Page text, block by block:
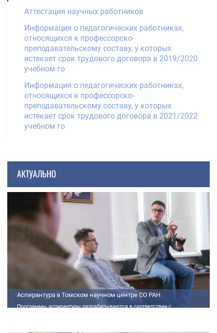
Аттестация научных работников
Информация о педагогических работниках,
относящихся к профессорско-
преподавательскому составу, у которых
истекает срок трудового договора в 2019/2020
учебном го
Информация о педагогических работниках,
относящихся к профессорско-
преподавательскому составу, у которых
истекает срок трудового договора в 2021/2022
учебном го
АКТУАЛЬНО
Аспирантура в Томском научном центре СО РАН
Программы аспирантуры разрабатываются в соответствии с